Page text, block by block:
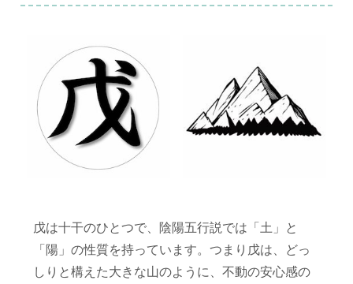
戊は十干のひとつで、陰陽五行説では「土」と
「陽」の性質を持っています。つまり戊は、どっ
しりと構えた大きな山のように、不動の安心感の